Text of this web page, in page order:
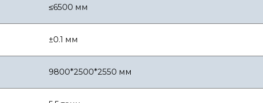
≤6500 мм
±0.1 мм
9800*2500*2550 мм